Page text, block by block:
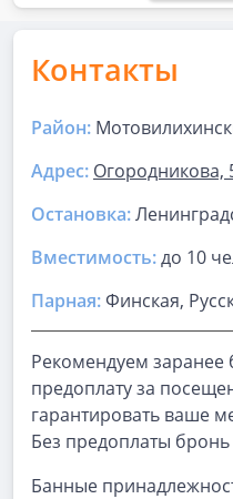
Контакты
Район:
Адрес: Огородникова,
Остановка:
Вместимость:до 10
Парная:Финская,
Рекомендуем заранее
предоплату за
гарантировать ваше
Без предоплаты
Банные